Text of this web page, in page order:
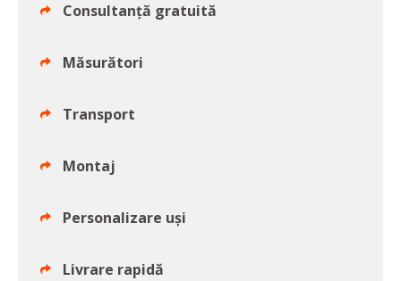
Consultanță gratuită
Măsurători
Transport
Montaj
Personalizare uși
Livrare rapidă